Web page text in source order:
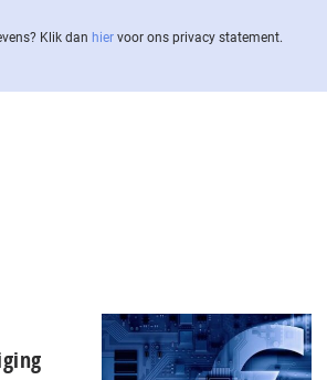
Klik dan hier voor ons privacy statement.